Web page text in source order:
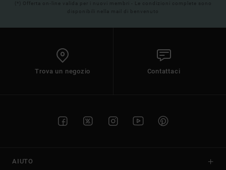
(*) Offerta on-line valida per i nuovi membri - Le condizioni complete sono
disponibili nella mail di benvenuto
Trova un negozio Contattaci
AIUTO